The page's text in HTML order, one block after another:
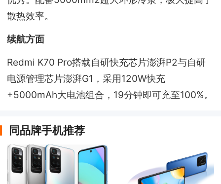
散热效率。
续航方面
Redmi K70 Pro搭载自研快充芯片澎湃P2与自研
电源管理芯片澎湃G1，采用120W快充
+5000mAh大电池组合，19分钟即可充至100%。
同品牌手机推荐